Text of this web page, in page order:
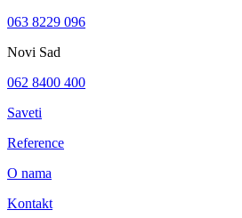
063 8229 096
Novi Sad
062 8400 400
Saveti
Reference
O nama
Kontakt